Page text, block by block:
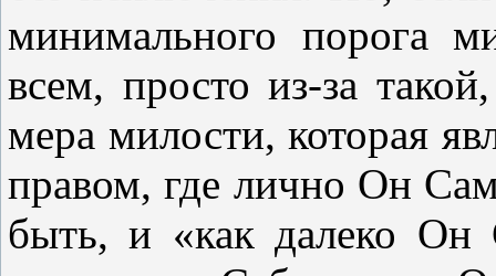
минимального порога
всем, просто из-за
мера милости, которая
правом, где лично Он
быть, и «как далеко